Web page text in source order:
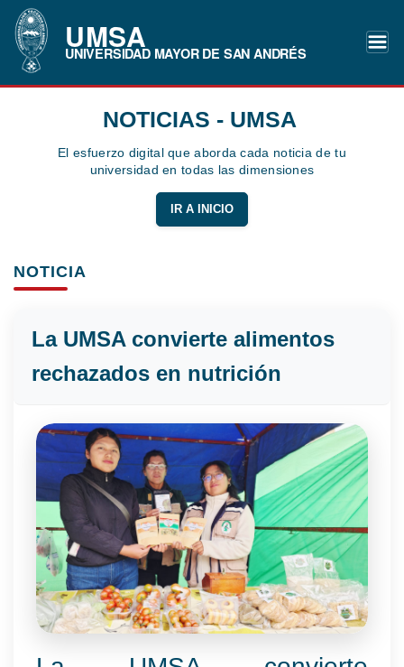
UMSA
UNIVERSIDAD MAYOR DE SAN ANDRÉS
NOTICIAS - UMSA
El esfuerzo digital que aborda cada noticia de tu
universidad en todas las dimensiones
IR A INICIO
NOTICIA
La UMSA convierte alimentos
rechazados en nutrición